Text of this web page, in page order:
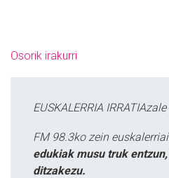
Osorik irakurri
EUSKALERRIA
FM 98.3ko zein
edukiak musu truk
ditzakezu.